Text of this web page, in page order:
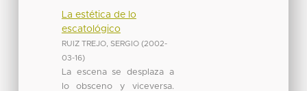
La estética de lo
escatológico
RUIZ TREJO, SERGIO (2002-
03-16)
La escena se desplaza a
lo obsceno y viceversa.